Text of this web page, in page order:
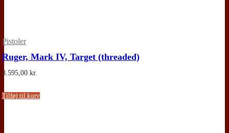
Pistoler
Ruger, Mark IV, Target (threaded)
8.595,00 kr.
Tilføj til kurv